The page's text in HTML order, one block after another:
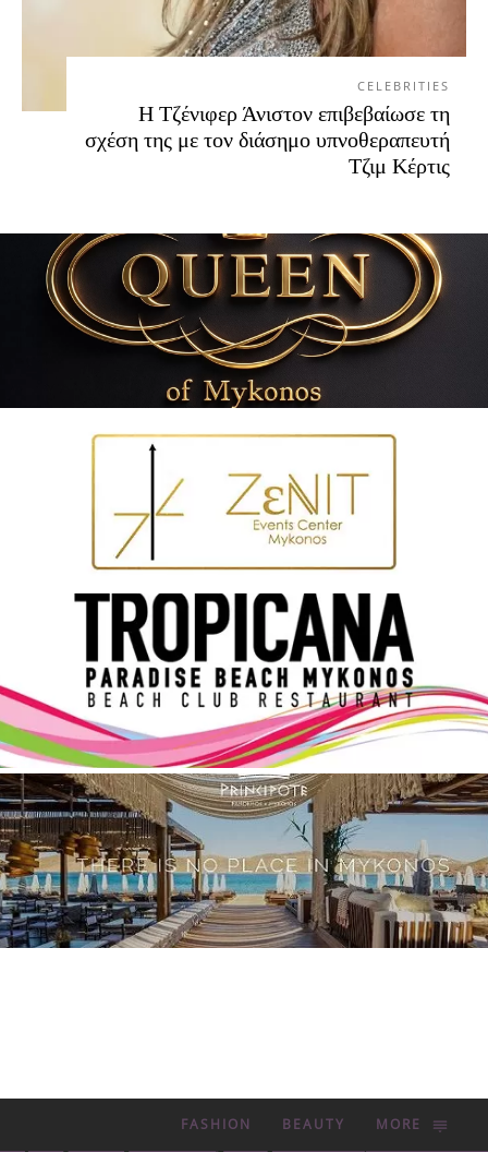
CELEBRITIES
Η Τζένιφερ Άνιστον επιβεβαίωσε τη
σχέση της με τον διάσημο υπνοθεραπευτή
Τζιμ Κέρτις
FASHION BEAUTY MORE